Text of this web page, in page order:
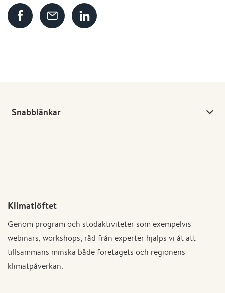
Snabblänkar
Klimatlöftet
Genom program och stödaktiviteter som exempelvis
webinars, workshops, råd från experter hjälps vi åt att
tillsammans minska både företagets och regionens
klimatpåverkan.